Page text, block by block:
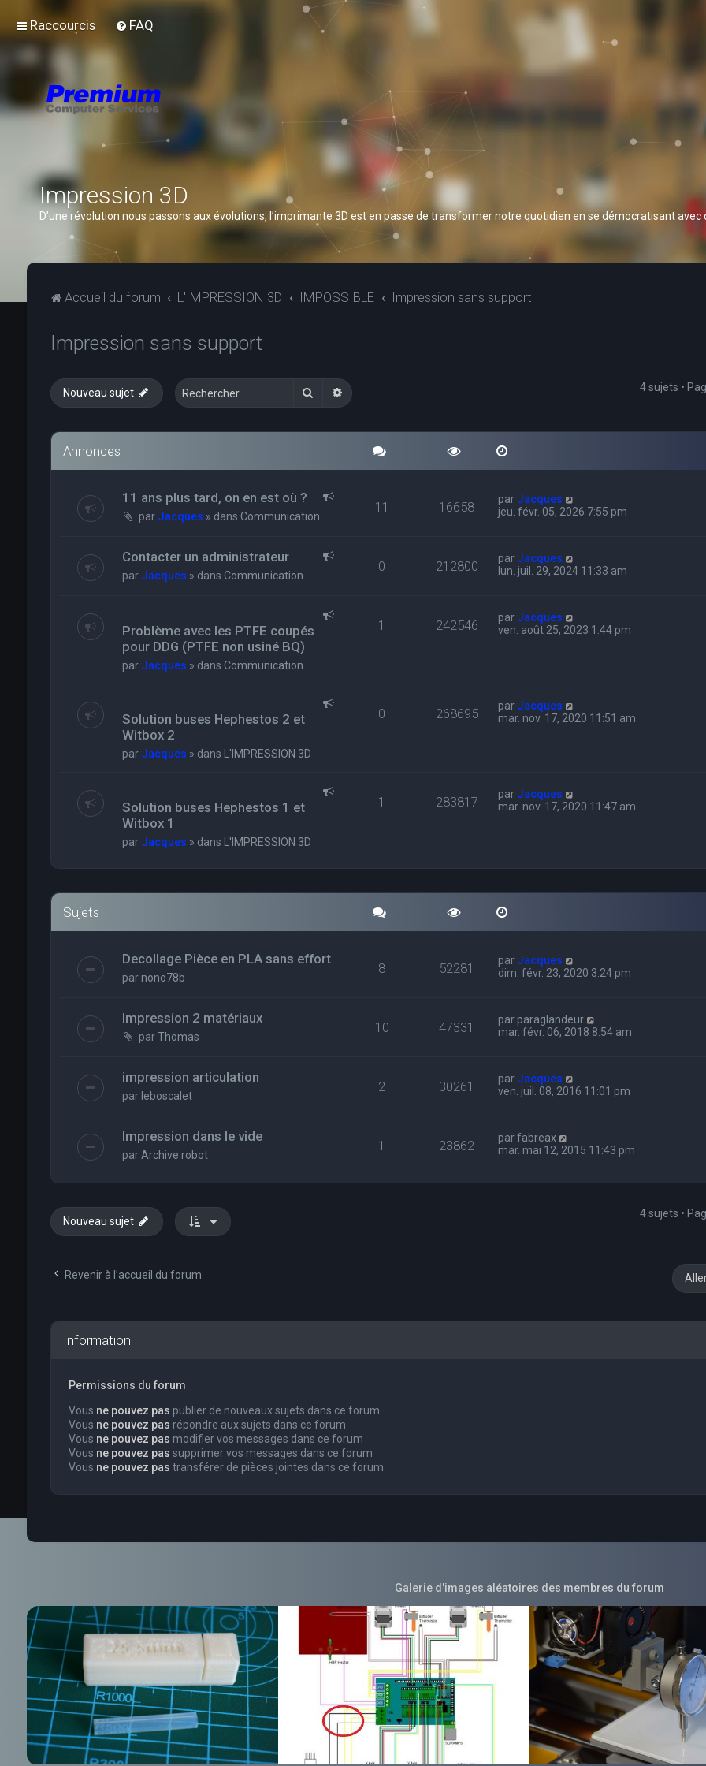
Raccourcis FAQ
Impression 3D
D’une révolution nous passons aux évolutions, l’imprimante 3D est en passe de transformer notre quotidien en se démocratisant
Accueil du forum L'IMPRESSION 3D IMPOSSIBLE Impression sans support
Impression sans support
Nouveau sujet RechercherRecherche avancée 4 sujets •
Annonces
11 ans plus tard, on en est où ?
par Jacques » dans Communication
11 16658 par Jacques
jeu. févr. 05, 2026 7:55 pm
Contacter un administrateur
par Jacques » dans Communication
0 212800 par Jacques
lun. juil. 29, 2024 11:33 am
Problème avec les PTFE coupés
pour DDG (PTFE non usiné BQ)
par Jacques » dans Communication
1 242546 par Jacques
ven. août 25, 2023 1:44 pm
Solution buses Hephestos 2 et
Witbox 2
par Jacques » dans L'IMPRESSION 3D
0 268695 par Jacques
mar. nov. 17, 2020 11:51 am
Solution buses Hephestos 1 et
Witbox 1
par Jacques » dans L'IMPRESSION 3D
1 283817 par Jacques
mar. nov. 17, 2020 11:47 am
Sujets
Decollage Pièce en PLA sans effort
par nono78b
8 52281 par Jacques
dim. févr. 23, 2020 3:24 pm
Impression 2 matériaux
parThomas
10 47331 par paraglandeur
mar. févr. 06, 2018 8:54 am
impression articulation
par leboscalet
2 30261 par Jacques
ven. juil. 08, 2016 11:01 pm
Impression dans le vide
par Archive robot
1 23862 parfabreax
mar. mai 12, 2015 11:43 pm
Nouveau sujet
4 sujets •
Revenir à l’accueil du forum
Information
Permissions du forum
Vous ne pouvez pas publier de nouveaux sujets dans ce forum
Vous ne pouvez pas répondre aux sujets dans ce forum
Vous ne pouvez pas modifier vos messages dans ce forum
Vous ne pouvez pas supprimer vos messages dans ce forum
Vous ne pouvez pas transférer de pièces jointes dans ce forum
Galerie d'images aléatoires des membres du forum